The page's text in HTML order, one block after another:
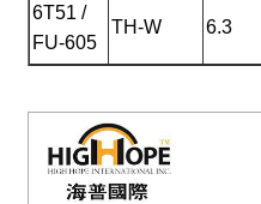
6T51 /
FU-605
TH-W 6.3